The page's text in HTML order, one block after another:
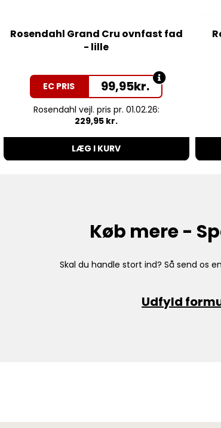
Rosendahl Grand Cru ovnfast fad
- lille
EC PRIS 99,95kr.
Rosendahl vejl. pris pr. 01.02.26:
229,95 kr.
LÆG I KURV
Køb mere -
Skal du handle stort ind? Så send os
Udfyld